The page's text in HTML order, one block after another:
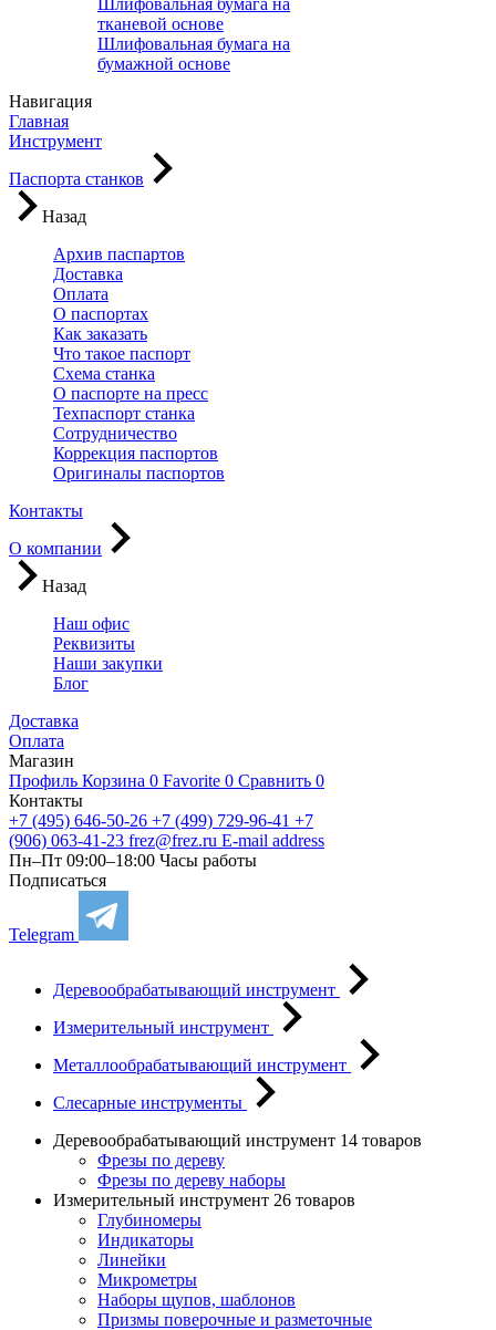
Шлифовальная бумага на
тканевой основе
Шлифовальная бумага на
бумажной основе
Навигация
Главная
Инструмент
Паспорта станков
Назад
Архив паспартов
Доставка
Оплата
О паспортах
Как заказать
Что такое паспорт
Схема станка
О паспорте на пресс
Техпаспорт станка
Сотрудничество
Коррекция паспортов
Оригиналы паспортов
Контакты
О компании
Назад
Наш офис
Реквизиты
Наши закупки
Блог
Доставка
Оплата
Магазин
Профиль Корзина 0 Favorite 0 Сравнить 0
Контакты
+7 (495) 646-50-26 +7 (499) 729-96-41 +7
(906) 063-41-23 frez@frez.ru E-mail address
Пн–Пт 09:00–18:00 Часы работы
Подписаться
Telegram
Деревообрабатывающий инструмент
Измерительный инструмент
Металлообрабатывающий инструмент
Слесарные инструменты
Деревообрабатывающий инструмент 14 товаров
Фрезы по дереву
Фрезы по дереву наборы
Измерительный инструмент 26 товаров
Глубиномеры
Индикаторы
Линейки
Микрометры
Наборы щупов, шаблонов
Призмы поверочные и разметочные